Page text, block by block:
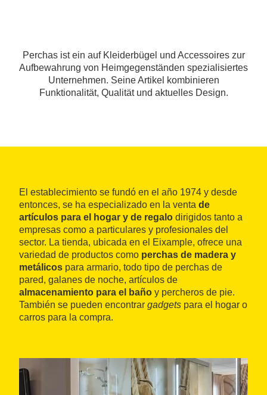
Perchas ist ein auf Kleiderbügel und Accessoires zur
Aufbewahrung von Heimgegenständen spezialisiertes
Unternehmen. Seine Artikel kombinieren
Funktionalität, Qualität und aktuelles Design.
El establecimiento se fundó en el año 1974 y desde
entonces, se ha especializado en la venta de
artículos para el hogar y de regalo dirigidos tanto a
empresas como a particulares y profesionales del
sector. La tienda, ubicada en el Eixample, ofrece una
variedad de productos como perchas de madera y
metálicos para armario, todo tipo de perchas de
pared, galanes de noche, artículos de
almacenamiento para el baño y percheros de pie.
También se pueden encontrar gadgets para el hogar o
carros para la compra.